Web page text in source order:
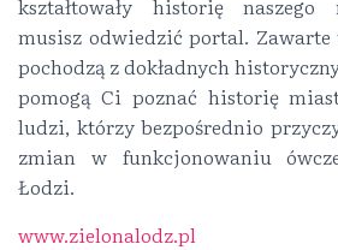
kształtowały historię naszego
musisz odwiedzić portal.
pochodzą z dokładnych
pomogą Ci poznać historię
ludzi, którzy bezpośrednio
zmian w funkcjonowaniu
Łodzi.
www.zielonalodz.pl